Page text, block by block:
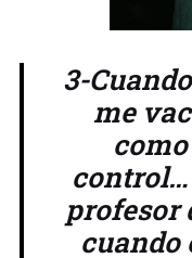
3-
me
control…
profesor
cuando